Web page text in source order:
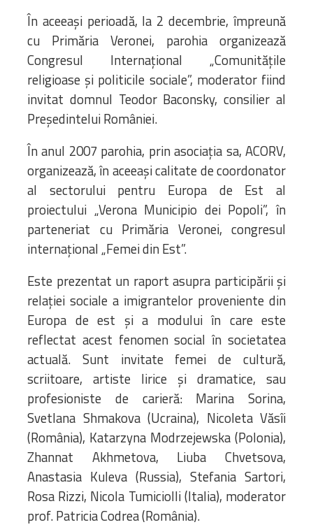
În aceeași perioadă, la 2 decembrie, împreună
cu Primăria Veronei, parohia organizează
Congresul Internațional „Comunitățile
religioase și politicile sociale”, moderator fiind
invitat domnul Teodor Baconsky, consilier al
Președintelui României.
În anul 2007 parohia, prin asociația sa, ACORV,
organizează, în aceeași calitate de coordonator
al sectorului pentru Europa de Est al
proiectului „Verona Municipio dei Popoli”, în
parteneriat cu Primăria Veronei, congresul
internațional „Femei din Est”.
Este prezentat un raport asupra participării și
relației sociale a imigrantelor proveniente din
Europa de est și a modului în care este
reflectat acest fenomen social în societatea
actuală. Sunt invitate femei de cultură,
scriitoare, artiste lirice și dramatice, sau
profesioniste de carieră: Marina Sorina,
Svetlana Shmakova (Ucraina), Nicoleta Văsîi
(România), Katarzyna Modrzejewska (Polonia),
Zhannat Akhmetova, Liuba Chvetsova,
Anastasia Kuleva (Russia), Stefania Sartori,
Rosa Rizzi, Nicola Tumiciolli (Italia), moderator
prof. Patricia Codrea (România).